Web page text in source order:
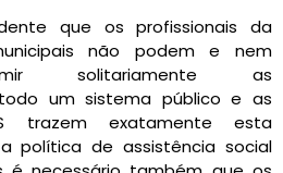
que os profissionais da
não podem e nem
solitariamente as
um sistema público e as
trazem exatamente esta
política de assistência social